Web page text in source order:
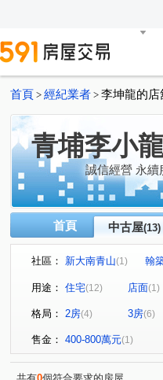
首頁 > 經紀業者 > 李坤龍的店
青埔李小
誠信經營 永續
首頁 中古屋(13)
社區： 新大南青山(1) 翰
佳瑞M+ 利程建
聖德路二段 南
高鐵站前西路二段
領航南路一段(1)
用途： 住宅(12) 店面(1)
格局： 2房(4) 3房(6)
售金： 400-800萬元(1)